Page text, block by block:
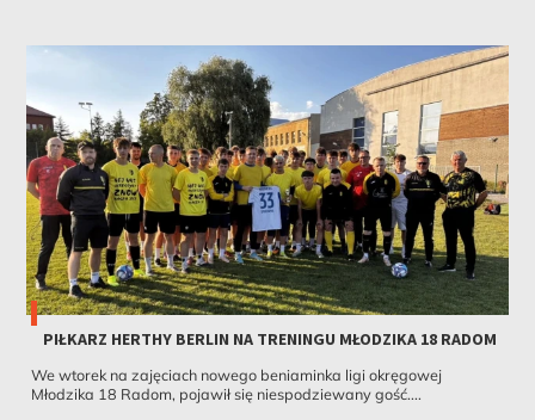
PIŁKARZ HERTHY BERLIN NA TRENINGU MŁODZIKA 18 RADOM
We wtorek na zajęciach nowego beniaminka ligi okręgowej
Młodzika 18 Radom, pojawił się niespodziewany gość....